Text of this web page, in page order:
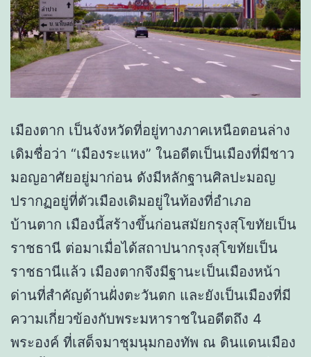
เมืองตาก เป็นจังหวัดที่อยู่ทางภาคเหนือตอนล่าง
เดิมชื่อว่า “เมืองระแหง” ในอดีตเป็นเมืองที่มีชาว
มอญอาศัยอยู่มาก่อน ดังมีหลักฐานศิลปะมอญ
ปรากฏอยู่ที่ตัวเมืองเดิมอยู่ในท้องที่อำเภอ
บ้านตาก เมืองนี้สร้างขึ้นก่อนสมัยกรุงสุโขทัยเป็น
ราชธานี ต่อมาเมื่อได้สถาปนากรุงสุโขทัยเป็น
ราชธานีแล้ว เมืองตากจึงมีฐานะเป็นเมืองหน้า
ด่านที่สำคัญด้านฝั่งตะวันตก และยังเป็นเมืองที่มี
ความเกี่ยวข้องกับพระมหาราชในอดีตถึง 4
พระองค์ ที่เสด็จมาชุมนุมกองทัพ ณ ดินแดนเมือง